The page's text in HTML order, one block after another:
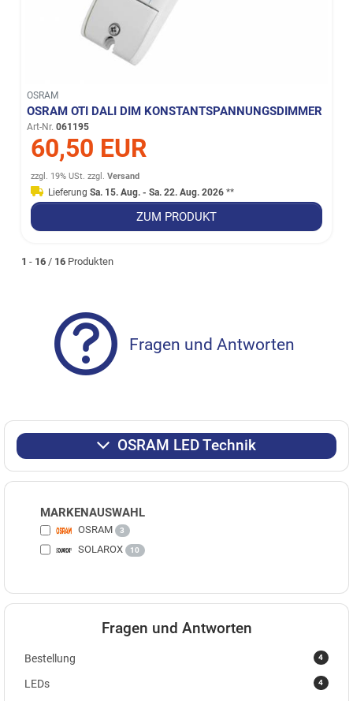
OSRAM
OSRAM OTI DALI DIM KONSTANTSPANNUNGSDIMMER
Art-Nr. 061195
60,50 EUR
zzgl. 19% USt. zzgl.Versand
LieferungSa. 15. Aug. - Sa. 22. Aug. 2026 **
ZUM PRODUKT
1 - 16/ 16Produkten
Fragen und Antworten
OSRAM LED Technik
MARKENAUSWAHL
OSRAM 3
SOLAROX 10
Fragen und Antworten
4
Bestellung
4
LEDs